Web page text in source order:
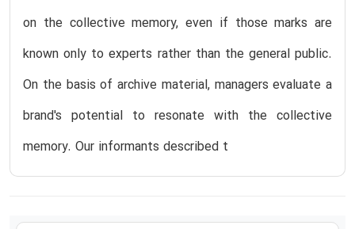
on the collective memory, even if those marks are
known only to experts rather than the general public.
On the basis of archive material, managers evaluate a
brand's potential to resonate with the collective
memory. Our informants described t